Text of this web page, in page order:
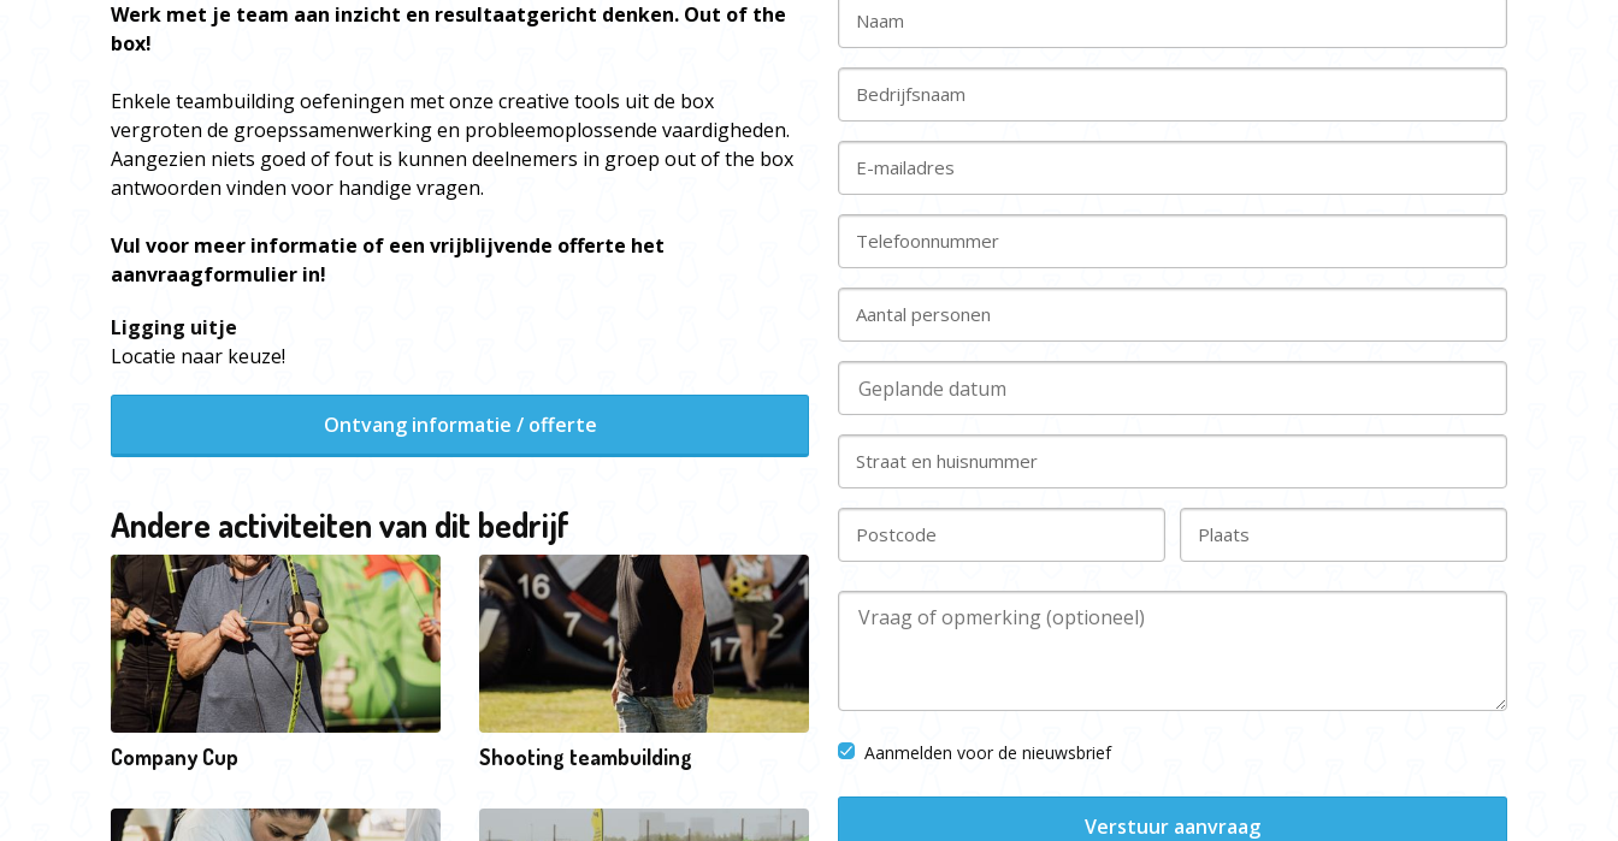
Werk met je team aan inzicht en resultaatgericht denken. Out of the
box!
Enkele teambuilding oefeningen met onze creative tools uit de box
vergroten de groepssamenwerking en probleemoplossende vaardigheden.
Aangezien niets goed of fout is kunnen deelnemers in groep out of the box
antwoorden vinden voor handige vragen.
Vul voor meer informatie of een vrijblijvende offerte het
aanvraagformulier in!
Ligging uitje
Locatie naar keuze!
Ontvang informatie / offerte
Andere activiteiten van dit bedrijf
Company Cup Shooting teambuilding
Naam
Bedrijfsnaam
E-mailadres
Telefoonnummer
Aantal personen
Straat en huisnummer
Postcode Plaats
Aanmelden voor de nieuwsbrief
Verstuur aanvraag